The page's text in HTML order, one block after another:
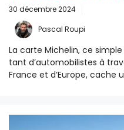
30 décembre 2024
Pascal Roupi
La carte Michelin, ce
tant d’automobilistes à
France et d’Europe, cache